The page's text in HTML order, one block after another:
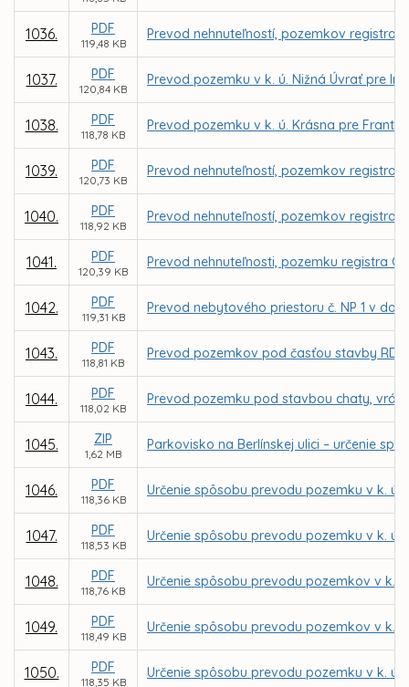
1036. PDF
119,48 KB
Prevod nehnuteľností, pozemkov registra
1037. PDF
120,84 KB
Prevod pozemku v k. ú. Nižná Úvrať pre
1038. PDF
118,78 KB
Prevod pozemku v k. ú. Krásna pre
1039. PDF
120,73 KB
Prevod nehnuteľností, pozemkov registra
1040. PDF
118,92 KB
Prevod nehnuteľností, pozemkov registra
1041. PDF
120,39 KB
Prevod nehnuteľnosti, pozemku registra
1042. PDF
119,31 KB
Prevod nebytového priestoru č. NP 1 v
1043. PDF
118,81 KB
Prevod pozemkov pod časťou stavby RD
1044. PDF
118,02 KB
Prevod pozemku pod stavbou chaty,
1045. ZIP
1,62 MB
Parkovisko na Berlínskej ulici – určenie
1046. PDF
118,36 KB
Určenie spôsobu prevodu pozemku v k. ú.
1047. PDF
118,53 KB
Určenie spôsobu prevodu pozemku v k.
1048. PDF
118,76 KB
Určenie spôsobu prevodu pozemkov v k.
1049. PDF
118,49 KB
Určenie spôsobu prevodu pozemkov v k.
1050. PDF
118,35 KB
Určenie spôsobu prevodu pozemku v k. ú.